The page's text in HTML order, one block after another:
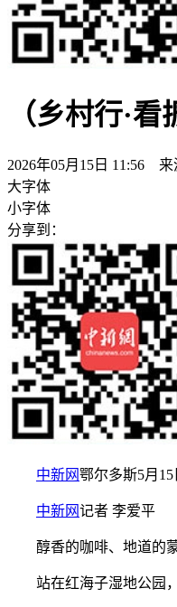
（乡村行·
2026年05月15日 11:56 来
大字体
小字体
分享到：
中新网鄂尔多斯5月
中新网记者 李爱平
醇香的咖啡、地道的蒙
站在红海子湿地公园，